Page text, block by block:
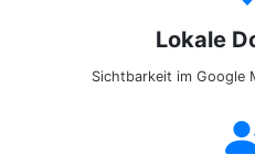
Lokale
Sichtbarkeit im Google